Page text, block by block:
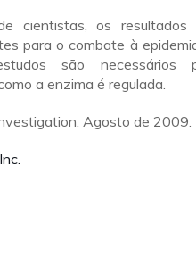
cientistas, os resultados
para o combate à
são necessários
a enzima é regulada.
Agosto de 2009.